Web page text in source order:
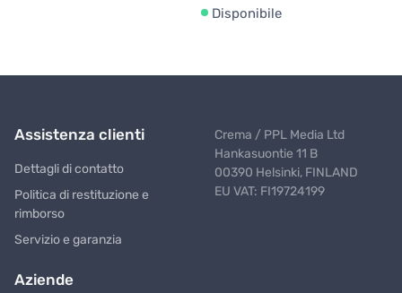
Disponibile
Assistenza clienti
Dettagli di contatto
Politica di restituzione e
rimborso
Servizio e garanzia
Aziende
Crema / PPL Media Ltd
Hankasuontie 11 B
00390 Helsinki, FINLAND
EU VAT: FI19724199